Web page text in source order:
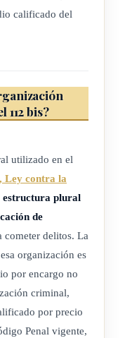
calificado del
bis?
utilizado en el
Ley contra la
estructura plural
de
cometer delitos. La
organización es
por encargo no
criminal,
por precio
Penal vigente,